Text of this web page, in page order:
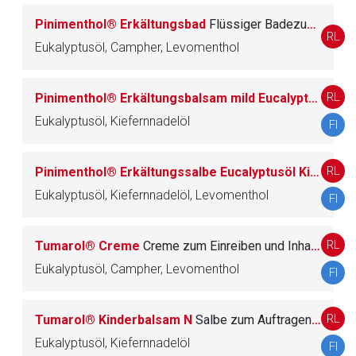
R07 ANDERE MITTEL FÜR DEN
RESPIRATIONSTRAKT
S SINNESORGANE
Pinimenthol® Erkältungsbad Flüssiger Badezusatz
Eukalyptusöl, Campher, Levomenthol
RL
Pinimenthol® Erkältungsbalsam mild Eucalyptusöl Kiefernnadelöl
Eukalyptusöl, Kiefernnadelöl
RL
FI
Pinimenthol® Erkältungssalbe Eucalyptusöl Kiefernnadelöl Menthol
Eukalyptusöl, Kiefernnadelöl, Levomenthol
RL
FI
Tumarol® Creme Creme zum Einreiben und Inhalieren
Eukalyptusöl, Campher, Levomenthol
RL
FI
Tumarol® Kinderbalsam N Salbe zum Auftragen auf die Haut
Eukalyptusöl, Kiefernnadelöl
RL
FI